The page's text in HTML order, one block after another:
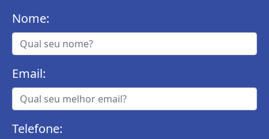
Nome:
Email:
Telefone: